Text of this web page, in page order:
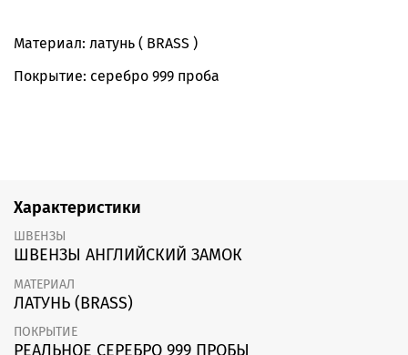
Материал: латунь ( BRASS )
Покрытие: серебро 999 проба
Характеристики
ШВЕНЗЫ
ШВЕНЗЫ АНГЛИЙСКИЙ ЗАМОК
МАТЕРИАЛ
ЛАТУНЬ (BRASS)
ПОКРЫТИЕ
РЕАЛЬНОЕ СЕРЕБРО 999 ПРОБЫ